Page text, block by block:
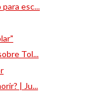
esc...
Tol...
| Ju...